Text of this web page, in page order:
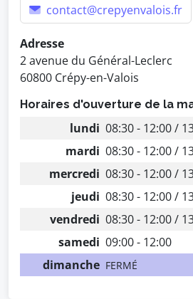
contact@crepyenvalois.fr
Adresse
2 avenue du Général-Leclerc
60800 Crépy-en-Valois
Horaires d'ouverture de la
lundi 08:30 - 12:00 /
mardi 08:30 - 12:00 /
mercredi 08:30 - 12:00 /
jeudi 08:30 - 12:00 /
vendredi 08:30 - 12:00 /
samedi 09:00 - 12:00
dimanche FERMÉ